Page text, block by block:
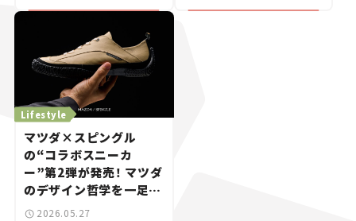
Lifestyle
マツダ×スピングル
の“コラボスニーカ
ー”第2弾が発売！ マツダ
のデザイン哲学を一足に
凝縮2026.05.27